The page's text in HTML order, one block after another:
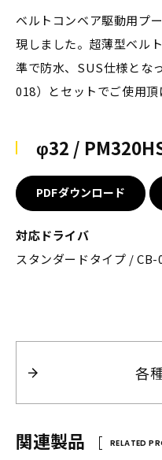
ベルトコンベア駆動用プ
現しました。超薄型ベル
準で防水、SUS仕様とな
018）とセットでご使用頂
φ32 /
PDFダウンロード
対応ドライバ
スタンダードタイプ / CB-
各
関連製品 RELATED